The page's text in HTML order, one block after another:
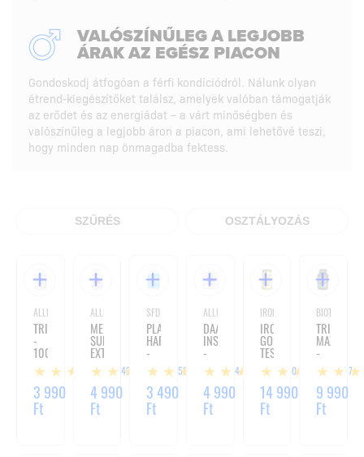
VALÓSZÍNŰLEG A LEGJOBB
ÁRAK AZ EGÉSZ PIACON
Gondoskodj átfogóan a férfi kondíciódról. Nálunk olyan
étrend-kiegészítőket találsz, amelyek valóban támogatják
az erődet és az energiádat – a várt minőségben és
valószínűleg a legjobb áron a piacon, ami lehetővé teszi,
hogy minden nap önmagadba fektess.
SZŰRÉS OSZTÁLYOZÁS
ALLNUTRITION
TRIBULUS
-
100
KAPSZULA 143
3 990
Ft
ALLNUTRITION
MEN'S
SUPPORT
EXTREME
120
KAPSZULA
153
4 990
Ft
SFD NUTRITION
PLAY
HARD
-
120
TABLETTA 84
3 490
Ft
ALLNUTRITION
DAA
INSTANT
-
300G 40
4 990
Ft
IRON HORSE
IRON
GOLD
TEST
90
KAPSZULA
37
14 990
Ft
BIOTECHUSA
TRIBULUS
MAXIMUS
-
90
TABLETTA
9 990
Ft